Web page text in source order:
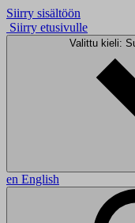
Siirry sisältöön
Siirry etusivulle
Valittu kieli:
en English